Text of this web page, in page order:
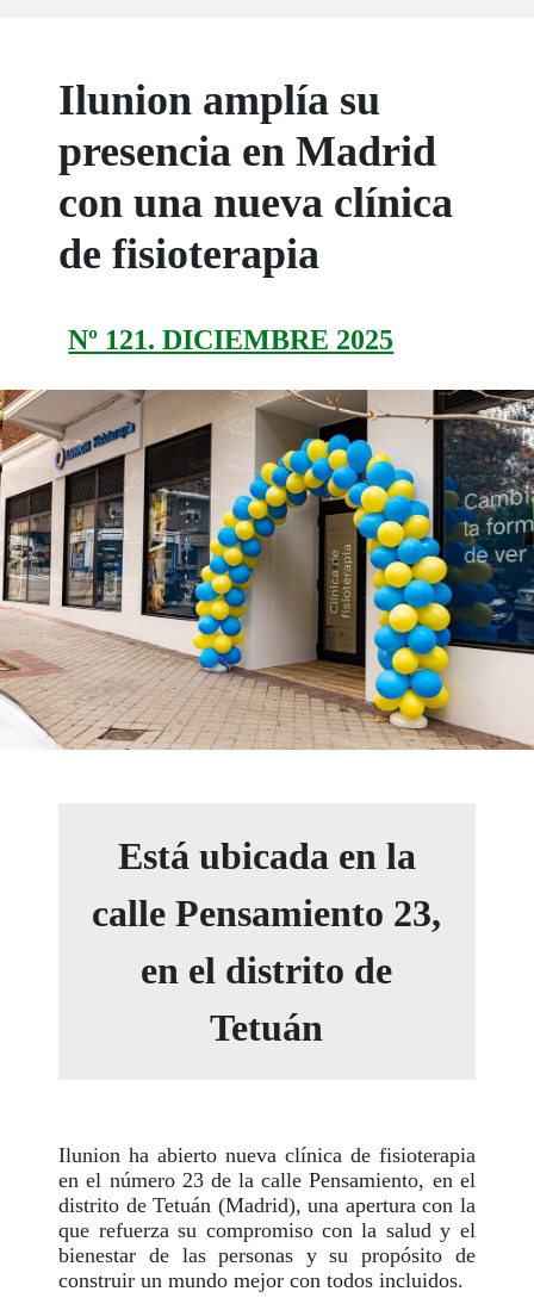
Ilunion amplía su
presencia en Madrid
con una nueva clínica
de fisioterapia
Nº 121. DICIEMBRE 2025
Está ubicada en la
calle Pensamiento 23,
en el distrito de
Tetuán
Ilunion ha abierto nueva clínica de fisioterapia
en el número 23 de la calle Pensamiento, en el
distrito de Tetuán (Madrid), una apertura con la
que refuerza su compromiso con la salud y el
bienestar de las personas y su propósito de
construir un mundo mejor con todos incluidos.